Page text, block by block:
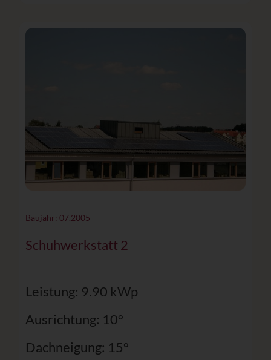
Baujahr: 07.2005
Schuhwerkstatt 2
Leistung: 9.90 kWp
Ausrichtung: 10°
Dachneigung: 15°